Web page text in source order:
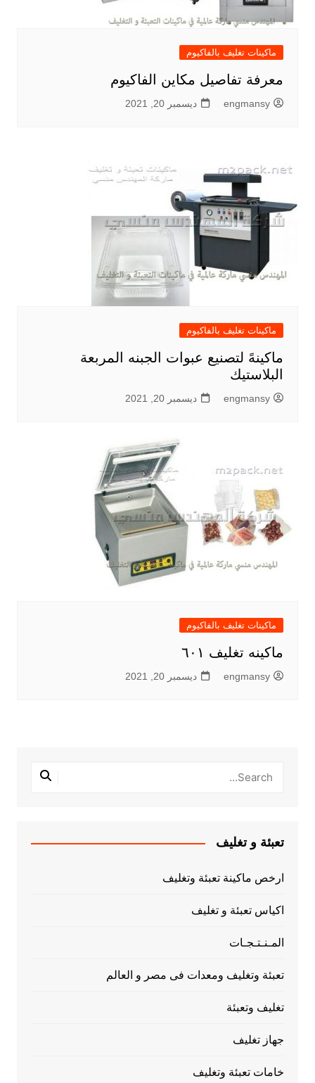
ماكينات تغليف بالفاكيوم
معرفة تفاصيل مكاين الفاكيوم
engmansy ديسمبر 20, 2021
ماكينات تغليف بالفاكيوم
ماكينهً لتصنيع عبوات الجبنه المربعة
البلاستيك
engmansy ديسمبر 20, 2021
ماكينات تغليف بالفاكيوم
ماكينه تغليف ٦٠١
engmansy ديسمبر 20, 2021
تعبئة و تغليف
ارخص ماكينة تعبئة وتغليف
اكياس تعبئة و تغليف
المـنـتـجـات
تعبئة وتغليف ومعدات فى مصر و العالم
تغليف وتعبئة
جهاز تغليف
خامات تعبئة وتغليف